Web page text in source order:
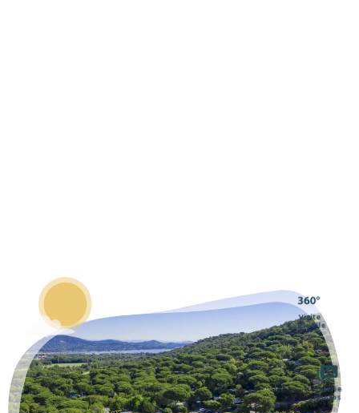
Visite
virtuelle
Galerie
photos